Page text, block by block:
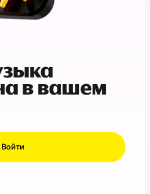
в вашем
Войти